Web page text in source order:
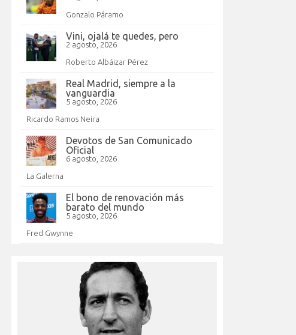
Gonzalo Páramo
Vini, ojalá te quedes, pero
2 agosto, 2026
Roberto Albáizar Pérez
Real Madrid, siempre a la
vanguardia
5 agosto, 2026
Ricardo Ramos Neira
Devotos de San Comunicado
Oficial
6 agosto, 2026
La Galerna
El bono de renovación más
barato del mundo
5 agosto, 2026
Fred Gwynne